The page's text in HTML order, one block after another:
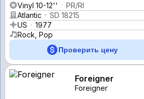
Vinyl 10-12''
PR/RI
Atlantic
SD 18215
US
1977
Rock, Pop
Проверить цену
Foreigner
Foreigner